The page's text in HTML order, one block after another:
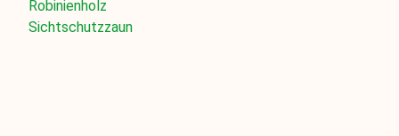
Robinienholz
Sichtschutzzaun